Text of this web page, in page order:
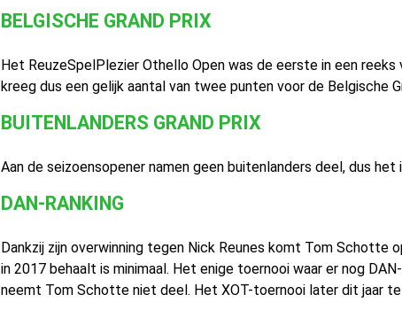
BELGISCHE GRAND PRIX
Het ReuzeSpelPlezier Othello Open was de eerste in een
kreeg dus een gelijk aantal van twee punten voor de Belgische
BUITENLANDERS GRAND PRIX
Aan de seizoensopener namen geen buitenlanders deel, dus
DAN-RANKING
Dankzij zijn overwinning tegen Nick Reunes komt Tom Schotte
in 2017 behaalt is minimaal. Het enige toernooi waar er nog
neemt Tom Schotte niet deel. Het XOT-toernooi later dit jaar